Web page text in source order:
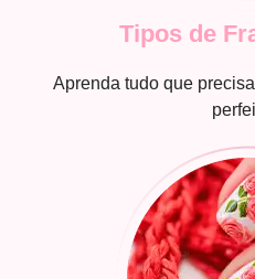
Tipos de
Aprenda tudo que